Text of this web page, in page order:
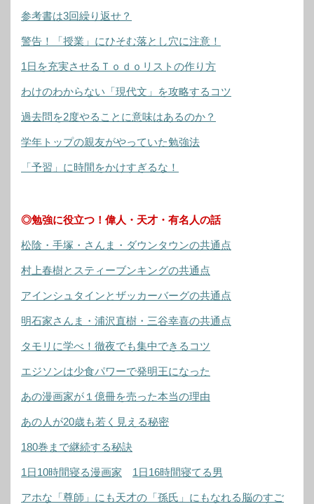
参考書は3回繰り返せ？
警告！「授業」にひそむ落とし穴に注意！
1日を充実させるＴｏｄｏリストの作り方
わけのわからない「現代文」を攻略するコツ
過去問を2度やることに意味はあるのか？
学年トップの親友がやっていた勉強法
「予習」に時間をかけすぎるな！
◎勉強に役立つ！偉人・天才・有名人の話
松陰・手塚・さんま・ダウンタウンの共通点
村上春樹とスティーブンキングの共通点
アインシュタインとザッカーバーグの共通点
明石家さんま・浦沢直樹・三谷幸喜の共通点
タモリに学べ！徹夜でも集中できるコツ
エジソンは少食パワーで発明王になった
あの漫画家が１億冊を売った本当の理由
あの人が20歳も若く見える秘密
180巻まで継続する秘訣
1日10時間寝る漫画家 1日16時間寝てる男
アホな「尊師」にも天才の「孫氏」にもなれる脳のすご